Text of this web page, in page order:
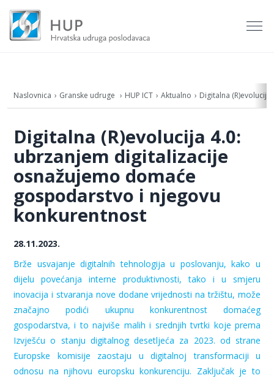
Naslovnica Granske udruge HUP ICT Aktualno Digitalna
Digitalna (R)evolucija 4.0:
ubrzanjem digitalizacije
osnažujemo domaće
gospodarstvo i njegovu
konkurentnost
28.11.2023.
Brže usvajanje digitalnih tehnologija u poslovanju, kako u
dijelu povećanja interne produktivnosti, tako i u smjeru
inovacija i stvaranja nove dodane vrijednosti na tržištu, može
značajno podići ukupnu konkurentnost domaćeg
gospodarstva, i to najviše malih i srednjih tvrtki koje prema
Izvješću o stanju digitalnog desetljeća za 2023. od strane
Europske komisije zaostaju u digitalnoj transformaciji u
odnosu na njihovu europsku konkurenciju. Zaključak je to